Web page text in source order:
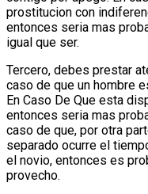
prostitucion con
entonces seri­a mas
igual que ser.
Tercero, debes prestar
caso de que un hombre
En Caso De Que esta
entonces seri­a mas
caso de que, por otra
separado ocurre el
el novio, entonces es
provecho.